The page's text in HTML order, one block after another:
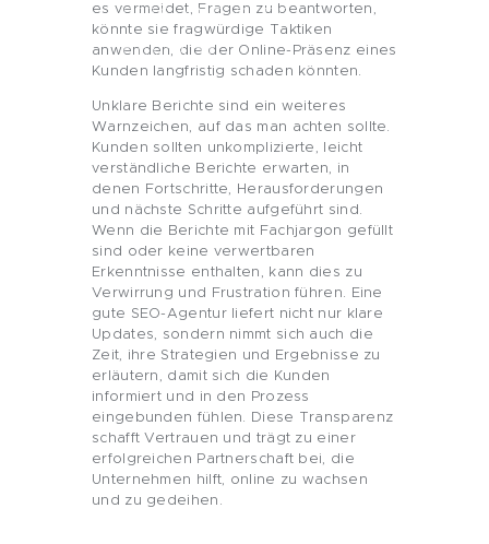
PETS AND CARE
CONTACT
es vermeidet, Fragen zu beantworten,
könnte sie fragwürdige Taktiken
anwenden, die der Online-Präsenz eines
Kunden langfristig schaden könnten.
Unklare Berichte sind ein weiteres
Warnzeichen, auf das man achten sollte.
Kunden sollten unkomplizierte, leicht
verständliche Berichte erwarten, in
denen Fortschritte, Herausforderungen
und nächste Schritte aufgeführt sind.
Wenn die Berichte mit Fachjargon gefüllt
sind oder keine verwertbaren
Erkenntnisse enthalten, kann dies zu
Verwirrung und Frustration führen. Eine
gute SEO-Agentur liefert nicht nur klare
Updates, sondern nimmt sich auch die
Zeit, ihre Strategien und Ergebnisse zu
erläutern, damit sich die Kunden
informiert und in den Prozess
eingebunden fühlen. Diese Transparenz
schafft Vertrauen und trägt zu einer
erfolgreichen Partnerschaft bei, die
Unternehmen hilft, online zu wachsen
und zu gedeihen.